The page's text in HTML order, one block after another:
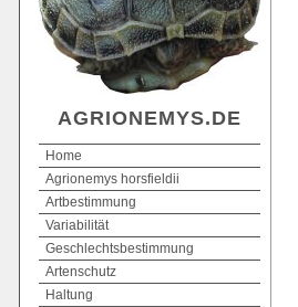
AGRIONEMYS.DE
Home
Agrionemys horsfieldii
Artbestimmung
Variabilität
Geschlechtsbestimmung
Artenschutz
Haltung